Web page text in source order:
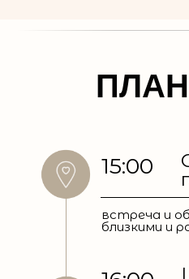
15:00
встреча и
близкими и